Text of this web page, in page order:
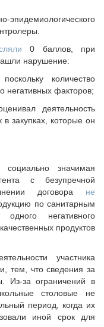
0 баллов, при
нарушение:
количество
негативных факторов;
деятельность
в закупках, которые он
значимая
с безупречной
договора не
по санитарным
негативного
продуктов
участника
тем, что сведения за
Из-за ограничений в
столовые не
период, когда их
иной срок для